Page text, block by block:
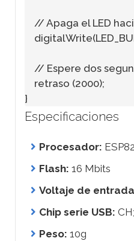
// Apaga el LED
// Espere dos
    retraso (2000);
Especificaciones
Procesador:
Flash: 16 Mbits
Voltaje de
Chip serie USB:
Peso: 10g